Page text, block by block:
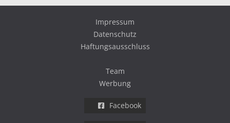
Impressum
Datenschutz
Haftungsausschluss
Team
Werbung
Facebook